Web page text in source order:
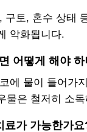
구토, 혼수 상태
악화됩니다.
어떻게 해야
에 물이 들어가
물은 철저히 소
료가 가능한가요